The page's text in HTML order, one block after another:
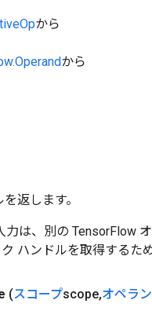
から
から
返します。
は、別の TensorFlow
ハンドルを取得するた
(スコープscope,オペラ